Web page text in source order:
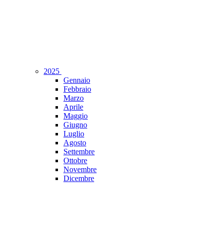
2025
Gennaio
Febbraio
Marzo
Aprile
Maggio
Giugno
Luglio
Agosto
Settembre
Ottobre
Novembre
Dicembre